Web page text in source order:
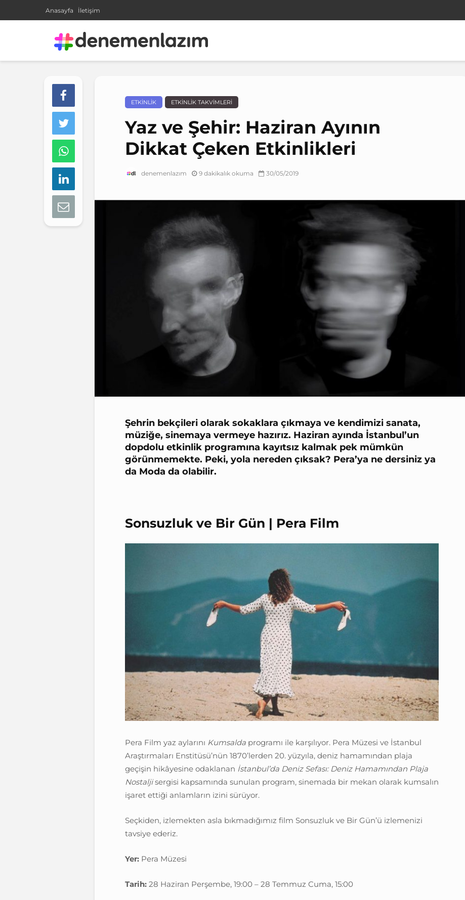
Anasayfa İletişim
ETKINLIK ETKINLIK TAKVIMLERI
Yaz ve Şehir: Haziran Ayının
Dikkat Çeken Etkinlikleri
denemenlazım 9 dakikalık okuma 30/05/2019
Şehrin bekçileri olarak sokaklara çıkmaya ve kendimizi sanata,
müziğe, sinemaya vermeye hazırız. Haziran ayında İstanbul’un
dopdolu etkinlik programına kayıtsız kalmak pek mümkün
görünmemekte. Peki, yola nereden çıksak? Pera’ya ne dersiniz ya
da Moda da olabilir.
Sonsuzluk ve Bir Gün | Pera Film
Pera Film yaz aylarını Kumsalda programı ile karşılıyor. Pera Müzesi ve İstanbul
Araştırmaları Enstitüsü’nün 1870’lerden 20. yüzyıla, deniz hamamından plaja
geçişin hikâyesine odaklanan İstanbul’da Deniz Sefası: Deniz Hamamından Plaja
Nostaljisergisi kapsamında sunulan program, sinemada bir mekan olarak kumsalın
işaret ettiği anlamların izini sürüyor.
Seçkiden, izlemekten asla bıkmadığımız film Sonsuzluk ve Bir Gün’ü izlemenizi
tavsiye ederiz.
Yer: Pera Müzesi
Tarih: 28 Haziran Perşembe, 19:00 – 28 Temmuz Cuma, 15:00